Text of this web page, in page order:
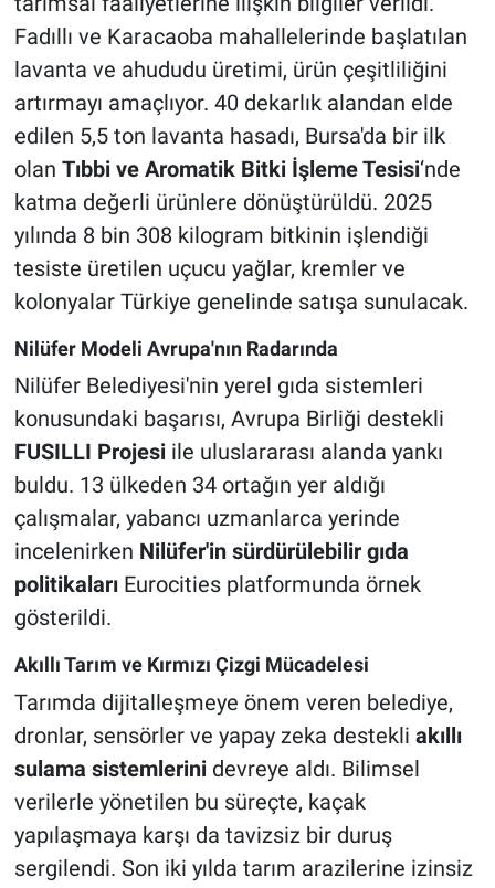
Fadıllı ve Karacaoba mahallelerinde başlatılan
lavanta ve ahududu üretimi, ürün çeşitliliğini
artırmayı amaçlıyor. 40 dekarlık alandan elde
edilen 5,5 ton lavanta hasadı, Bursa'da bir ilk
olan Tıbbi ve Aromatik Bitki İşleme Tesisi‘nde
katma değerli ürünlere dönüştürüldü. 2025
yılında 8 bin 308 kilogram bitkinin işlendiği
tesiste üretilen uçucu yağlar, kremler ve
kolonyalar Türkiye genelinde satışa sunulacak.
Nilüfer Modeli Avrupa'nın Radarında
Nilüfer Belediyesi'nin yerel gıda sistemleri
konusundaki başarısı, Avrupa Birliği destekli
FUSILLI Projesiile uluslararası alanda yankı
buldu. 13 ülkeden 34 ortağın yer aldığı
çalışmalar, yabancı uzmanlarca yerinde
incelenirken Nilüfer'in sürdürülebilir gıda
politikalarıEurocities platformunda örnek
gösterildi.
Akıllı Tarım ve Kırmızı Çizgi Mücadelesi
Tarımda dijitalleşmeye önem veren belediye,
dronlar, sensörler ve yapay zeka destekli akıllı
sulama sistemlerinidevreye aldı. Bilimsel
verilerle yönetilen bu süreçte, kaçak
yapılaşmaya karşı da tavizsiz bir duruş
sergilendi. Son iki yılda tarım arazilerine izinsiz